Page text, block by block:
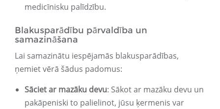
medicīnisku palīdzību.
Blakusparādību pārvaldība un
samazināšana
Lai samazinātu iespējamās blakusparādības,
ņemiet vērā šādus padomus:
Sāciet ar mazāku devu: Sākot ar mazāku devu un
pakāpeniski to palielinot, jūsu ķermenis var